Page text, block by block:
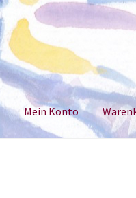
Mein Konto